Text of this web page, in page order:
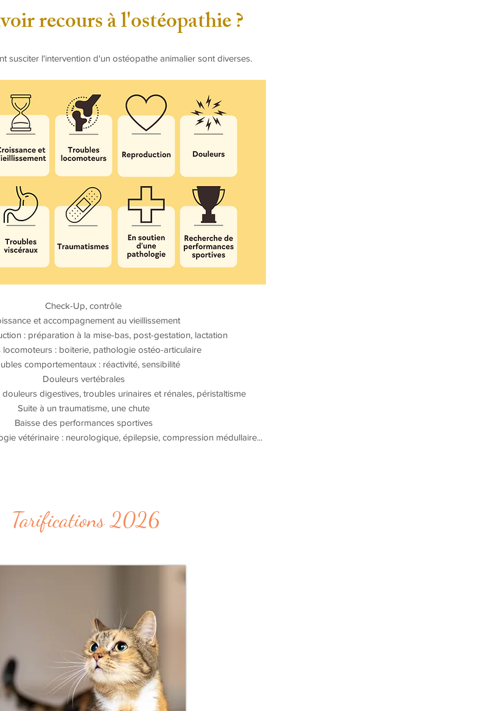
recours à l'ostéopathie ?
susciter l'intervention d'un ostéopathe animalier sont diverses.
Check-Up, contrôle
et accompagnement au vieillissement
: préparation à la mise-bas, post-gestation, lactation
locomoteurs : boiterie, pathologie ostéo-articulaire
comportementaux : réactivité, sensibilité
Douleurs vertébrales
digestives, troubles urinaires et rénales, péristaltisme
Suite à un traumatisme, une chute
Baisse des performances sportives
vétérinaire : neurologique, épilepsie, compression médullaire...
Tarifications 2026